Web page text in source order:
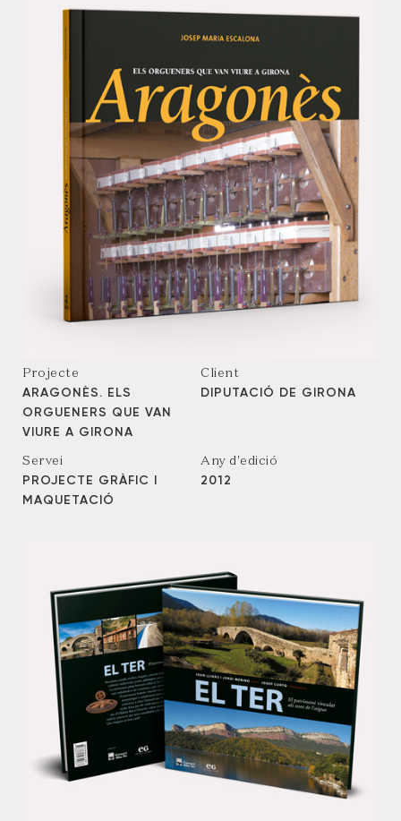
Projecte
ARAGONÈS. ELS
ORGUENERS QUE VAN
VIURE A GIRONA
Client
DIPUTACIÓ DE GIRONA
Servei
PROJECTE GRÀFIC I
MAQUETACIÓ
Any d'edició
2012